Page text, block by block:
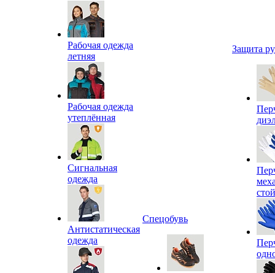
Рабочая одежда
летняя
Рабочая одежда
утеплённая
Сигнальная
одежда
Антистатическая
одежда
Спецобувь
Защита